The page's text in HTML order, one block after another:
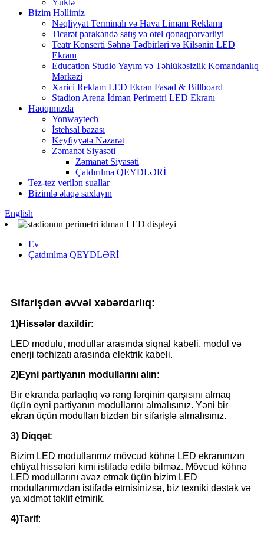
Yüklə
Bizim Həllimiz
Nəqliyyat Terminalı və Hava Limanı Reklamı
Ticarət pərakəndə satış və otel qonaqpərvərliyi
Teatr Konserti Səhnə Tədbirləri və Kilsənin LED
Ekranı
Education Studio Yayım və Təhlükəsizlik Komandanlıq
Mərkəzi
Xarici Reklam LED Ekran Fasad & Billboard
Stadion Arena İdman Perimetri LED Ekranı
Haqqımızda
Yonwaytech
İstehsal bazası
Keyfiyyətə Nəzarət
Zəmanət Siyasəti
Zəmanət Siyasəti
Çatdırılma QEYDLƏRİ
Tez-tez verilən suallar
Bizimlə əlaqə saxlayın
English
Ev
Çatdırılma QEYDLƏRİ
Sifarişdən əvvəl xəbərdarlıq:
1)Hissələr daxildir:
LED modulu, modullar arasında siqnal kabeli, modul və
enerji təchizatı arasında elektrik kabeli.
2)Eyni partiyanın modullarını alın:
Bir ekranda parlaqlıq və rəng fərqinin qarşısını almaq
üçün eyni partiyanın modullarını almalısınız. Yəni bir
ekran üçün modulları bizdən bir sifarişlə almalısınız.
3) Diqqət:
Bizim LED modullarımız mövcud köhnə LED ekranınızın
ehtiyat hissələri kimi istifadə edilə bilməz. Mövcud köhnə
LED modullarını əvəz etmək üçün bizim LED
modullarımızdan istifadə etmisinizsə, biz texniki dəstək və
ya xidmət təklif etmirik.
4)Tarif: